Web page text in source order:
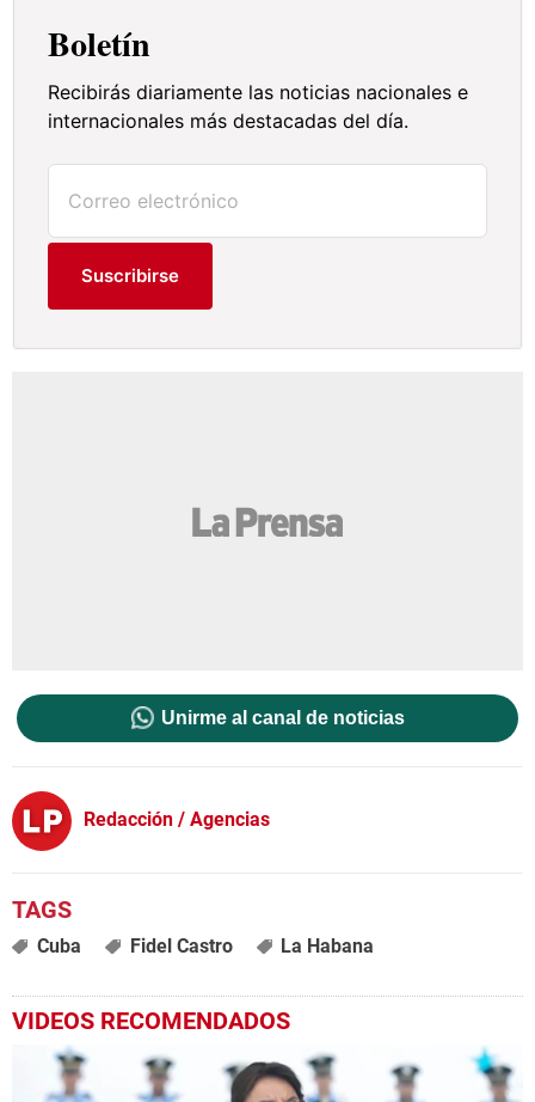
Boletín
Recibirás diariamente las noticias nacionales e
internacionales más destacadas del día.
Suscribirse
Unirme al canal de noticias
Redacción / Agencias
Cuba Fidel Castro La Habana
VIDEOS RECOMENDADOS